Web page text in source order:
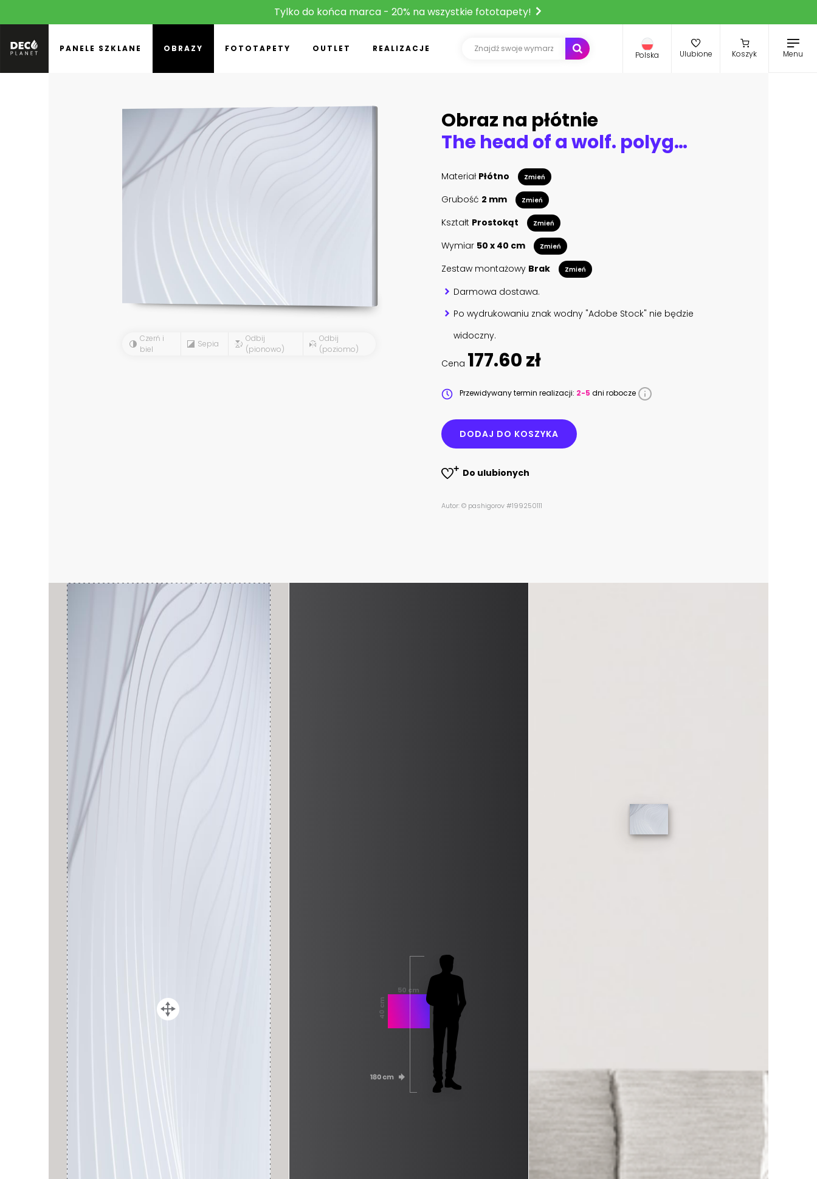
Tylko do końca marca - 20% na wszystkie fototapety!
PANELE SZKLANE OBRAZY FOTOTAPETY OUTLET REALIZACJE
Polska Ulubione Koszyk Menu
Czerń i
biel
Sepia
Odbij
(pionowo)
Odbij
(poziomo)
Obraz na płótnie
The head of a wolf. polygon style. low poly
Materiał Płótno Zmień
Grubość 2 mm Zmień
Kształt Prostokąt Zmień
Wymiar 50 x 40 cm Zmień
Zestaw montażowy Brak Zmień
Darmowa dostawa.
Po wydrukowaniu znak wodny "Adobe Stock" nie będzie
widoczny.
Cena 177.60 zł
Przewidywany termin realizacji: 2-5 dni robocze
DODAJ DO KOSZYKA
Do ulubionych
Autor: © pashigorov #199250111
50 cm
40 cm